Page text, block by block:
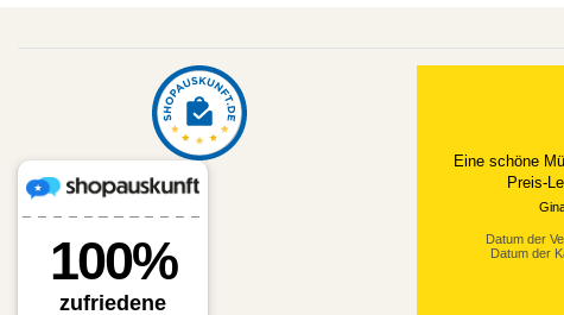
Eine schöne
Preis-
Datum der
Datum der